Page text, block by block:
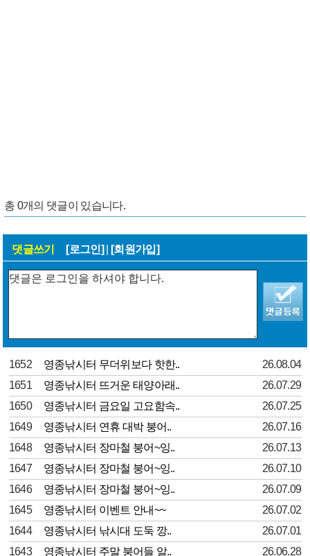
총 0개의 댓글이 있습니다.
댓글쓰기 [로그인] [회원가입]
1652 영종낚시터 무더위보다 핫한..
26.08.04
1651
영종낚시터 뜨거운 태양아래..
26.07.29
1650
영종낚시터 금요일 고요함속..
26.07.25
1649
영종낚시터 연휴 대박 붕어..
26.07.16
1648
영종낚시터 장마철 붕어~잉..
26.07.13
1647
영종낚시터 장마철 붕어~잉..
26.07.10
1646
영종낚시터 장마철 붕어~잉..
26.07.09
1645
영종낚시터 이벤트 안내~~
26.07.02
1644
영종낚시터 낚시대 도둑 깡..
26.07.01
1643
영종낚시터 주말 붕어들 알.. 26.06.28